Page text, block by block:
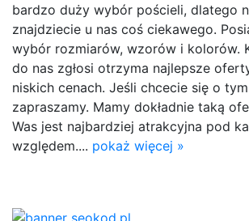
bardzo duży wybór pościeli, dlatego
znajdziecie u nas coś ciekawego.
wybór rozmiarów, wzorów i kolorów.
do nas zgłosi otrzyma najlepsze
niskich cenach. Jeśli chcecie się o
zapraszamy. Mamy dokładnie taką
Was jest najbardziej atrakcyjna pod
względem.... pokaż więcej »